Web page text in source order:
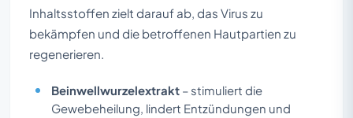
Inhaltsstoffen zielt darauf ab, das Virus zu
bekämpfen und die betroffenen Hautpartien zu
regenerieren.
Beinwellwurzelextrakt – stimuliert die
Gewebeheilung, lindert Entzündungen und